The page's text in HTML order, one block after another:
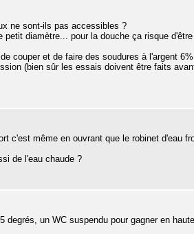
ne sont-ils pas accessibles ?
diamètre... pour la douche ça risque d'être
couper et de faire des soudures à l'argent
(bien sûr les essais doivent être faits
c'est même en ouvrant que le robinet d'eau
de l'eau chaude ?
un WC suspendu pour gagner en